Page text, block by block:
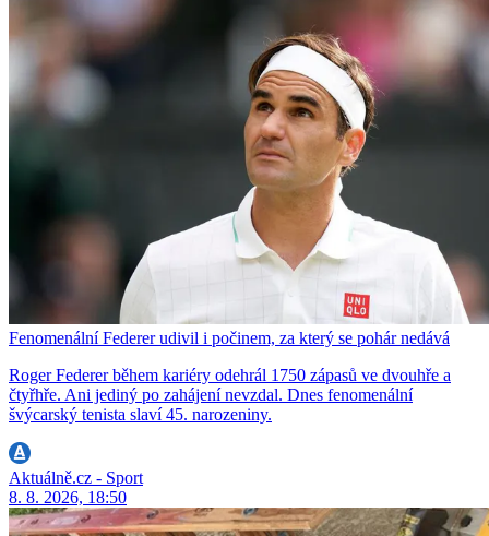
Fenomenální Federer udivil i počinem, za který se pohár nedává
Roger Federer během kariéry odehrál 1750 zápasů ve dvouhře a
čtyřhře. Ani jediný po zahájení nevzdal. Dnes fenomenální
švýcarský tenista slaví 45. narozeniny.
Aktuálně.cz - Sport
8. 8. 2026, 18:50